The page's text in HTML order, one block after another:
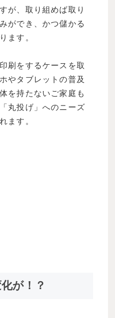
が、取り組めば取り
ができ、かつ儲かる
ます。
刷をするケースを取
やタブレットの普及
を持たないご家庭も
丸投げ」へのニーズ
ます。
が！？